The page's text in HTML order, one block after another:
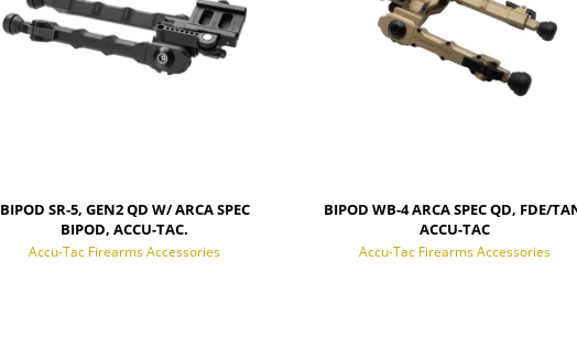
BIPOD SR-5, GEN2 QD W/ ARCA SPEC
BIPOD, ACCU-TAC.
Accu-Tac Firearms Accessories
BIPOD WB-4 ARCA SPEC QD, FDE/
ACCU-TAC
Accu-Tac Firearms Accessories